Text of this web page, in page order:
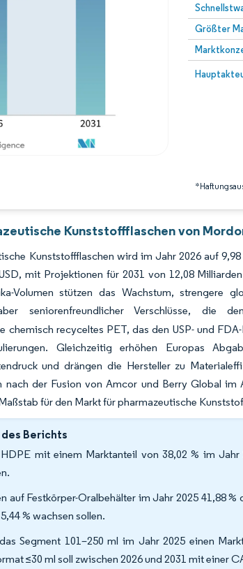
Größter
Bild ©
Bild © Mordor Intelligence. Wiederverwendung erfordert
Kunststoffflaschen von
Kunststoffflaschen wird im Jahr 2026 auf
mit Projektionen für 2031 von 12,08
Volumen stützen das Wachstum, strengere
seniorenfreundlicher Verschlüsse, die
chemisch recyceltes PET, das den USP- und
Gleichzeitig erhöhen Europas
und drängen die Hersteller zu
nach der Fusion von Amcor und Berry Global
für den Markt für pharmazeutische
Berichts
mit einem Marktanteil von 38,02 % im
auf Festkörper-Oralbehälter im Jahr 2025 41,88
% wachsen sollen.
Segment 101–250 ml im Jahr 2025 einen
≤30 ml soll zwischen 2026 und 2031 mit einer